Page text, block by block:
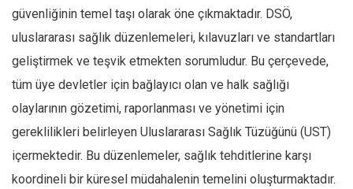
güvenliğinin temel taşı olarak öne çıkmaktadır. DSÖ,
uluslararası sağlık düzenlemeleri, kılavuzları ve standartları
geliştirmek ve teşvik etmekten sorumludur. Bu çerçevede,
tüm üye devletler için bağlayıcı olan ve halk sağlığı
olaylarının gözetimi, raporlanması ve yönetimi için
gereklilikleri belirleyen Uluslararası Sağlık Tüzüğünü (UST)
içermektedir. Bu düzenlemeler, sağlık tehditlerine karşı
koordineli bir küresel müdahalenin temelini oluşturmaktadır.